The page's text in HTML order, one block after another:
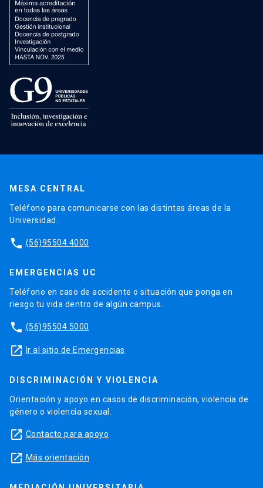
MESA CENTRAL
Teléfono para comunicarse con las distintas áreas de la
Universidad.
phone (56)95504 4000
EMERGENCIAS UC
Teléfono en caso de accidente o situación que ponga en
riesgo tu vida dentro de algún campus.
phone (56)95504 5000
launch Ir al sitio de Emergencias
DISCRIMINACIÓN Y VIOLENCIA
Orientación y apoyo en casos de discriminación, violencia de
género o violencia sexual.
launch Contacto para apoyo
launch Más orientación